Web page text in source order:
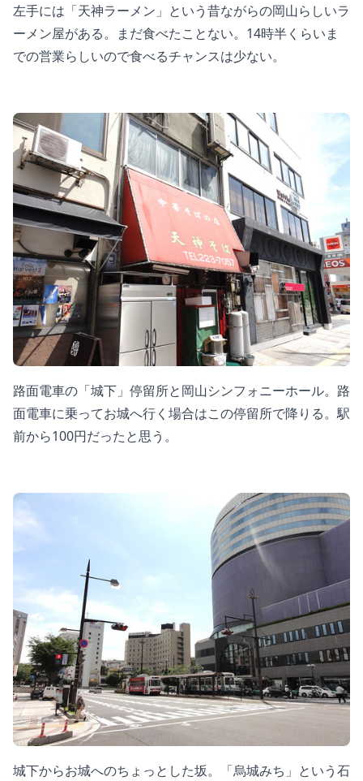
左手には「天神ラーメン」という昔ながらの岡山らしいラ
ーメン屋がある。まだ食べたことない。14時半くらいま
での営業らしいので食べるチャンスは少ない。
路面電車の「城下」停留所と岡山シンフォニーホール。路
面電車に乗ってお城へ行く場合はこの停留所で降りる。駅
前から100円だったと思う。
城下からお城へのちょっとした坂。「烏城みち」という石